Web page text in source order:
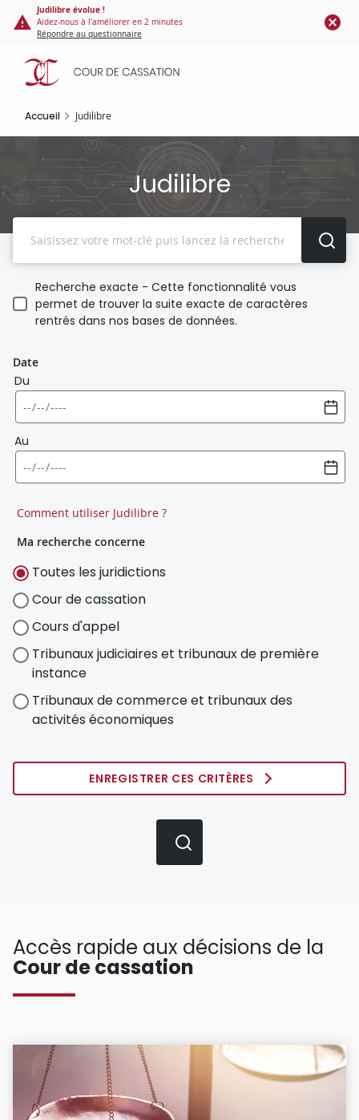
Panneau de gestion des cookies
contenu
principal
Judilibre évolue !
Aidez-nous à l'améliorer en 2 minutes
Répondre au questionnaire
Accueil Judilibre
Judilibre
Recherche exacte - Cette fonctionnalité vous
permet de trouver la suite exacte de caractères
rentrés dans nos bases de données.
Date
Du
Au
Comment utiliser Judilibre ?
Ma recherche concerne
Toutes les juridictions
Cour de cassation
Cours d'appel
Tribunaux judiciaires et tribunaux de première
instance
Tribunaux de commerce et tribunaux des
activités économiques
ENREGISTRER CES CRITÈRES
Accès rapide aux décisions de la
Cour de cassation